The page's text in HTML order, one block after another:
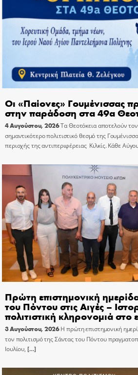
Οι «Παίονες» Γουμένισσας
στην παράδοση στα 49α
4 Αυγούστου, 2026Τα Θεοτόκεια αποτελούν
σημαντικότερο πολιτιστικό θεσμό της
περιοχής της αντιπεριφέρειας Κιλκίς. Κάθε
Πρώτη επιστημονική
του Πόντου στις Αιγές –
πολιτιστική κληρονομιά στο
3 Αυγούστου, 2026 Η πρώτη επιστημονική
τον πολιτισμό της Σάντας του Πόντου
Ιουλίου, […]